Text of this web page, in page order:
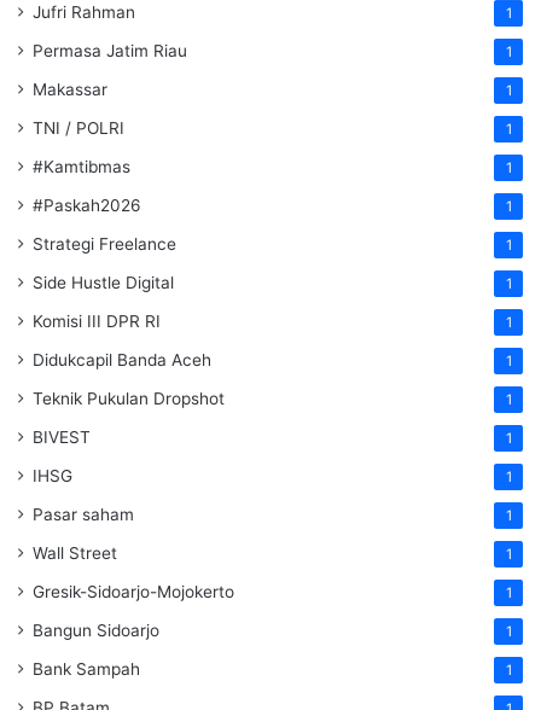
Jufri Rahman 1
Permasa Jatim Riau 1
Makassar 1
TNI / POLRI 1
#Kamtibmas 1
#Paskah2026 1
Strategi Freelance 1
Side Hustle Digital 1
Komisi III DPR RI 1
Didukcapil Banda Aceh 1
Teknik Pukulan Dropshot 1
BIVEST 1
IHSG 1
Pasar saham 1
Wall Street 1
Gresik-Sidoarjo-Mojokerto 1
Bangun Sidoarjo 1
Bank Sampah 1